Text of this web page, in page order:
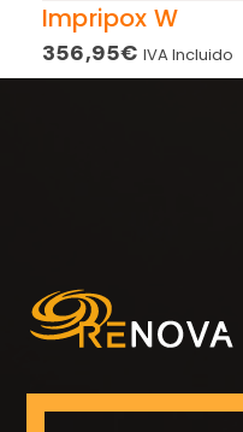
Impripox W
356,95€ IVA Incluido